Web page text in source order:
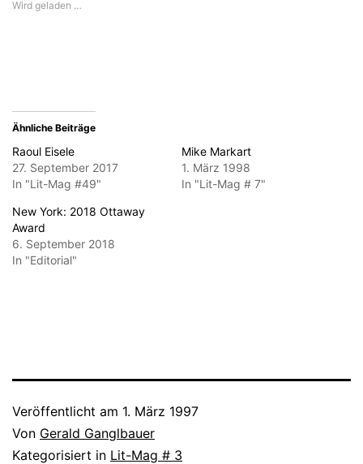
zu
Wird geladen …
Ähnliche Beiträge
Raoul Eisele
27. September 2017
In "Lit-Mag #49"
Mike Markart
1. März 1998
In "Lit-Mag # 7"
New York: 2018 Ottaway
Award
6. September 2018
In "Editorial"
Veröffentlicht am 1. März 1997
Von Gerald Ganglbauer
Kategorisiert in Lit-Mag # 3